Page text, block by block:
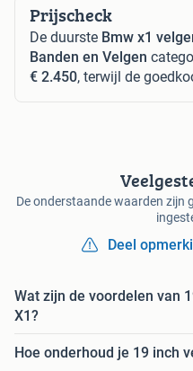
Prijscheck
De duurste Bmw x1
Banden en Velgen
€ 2.450, terwijl de
De onderstaande waarden zijn
Deel
Wat zijn de voordelen van
X1?
Hoe onderhoud je 19 inch